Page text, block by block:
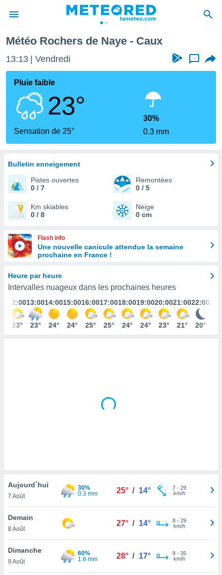
de
par
en
les
des
par le
vous
ou
de
ACCEPTER
CONTINUER
PARAMÈTRES
Météo Rochers de Naye - Caux
13:13 Vendredi ...
Pluie faible
23°
Sensation de 25°
30%
0.3 mm
Bulletin enneigement
Pistes ouvertes
0 / 7
Remontées
0 / 5
Km skiables
0 / 8
Neige
0 cm
Flash info
Une nouvelle canicule attendue la semaine
prochaine en France !
Heure par heure
Intervalles nuageux dans les prochaines heures
12:00
23°
13:00
23°
14:00
24°
15:00
24°
16:00
25°
17:00
25°
18:00
24°
19:00
24°
20:00
23°
21:00
21°
22:00
20°
Aujourd´hui
7 Août
30%
0.3 mm
25° / 14° 7- 29
km/h
Demain
8 Août
27° / 14° 8- 29
km/h
Dimanche
9 Août
60%
1.6 mm
28° / 17° 9- 35
km/h